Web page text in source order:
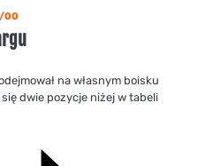
00
na własnym boisku
dwie pozycje niżej w tabeli